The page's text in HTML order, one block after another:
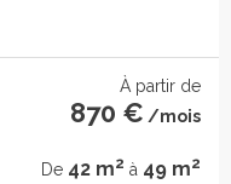
À partir de
870 € /mois
De 42 m2 à 49 m2